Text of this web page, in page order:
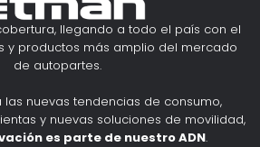
llegando a todo el país con el
y productos más amplio del mercado
de autopartes.
nuevas tendencias de consumo,
y nuevas soluciones de movilidad,
es parte de nuestro ADN.